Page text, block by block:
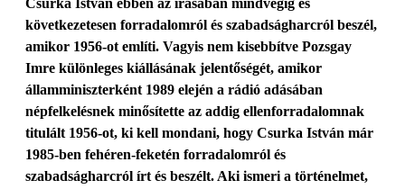
Csurka István ebben az írásában mindvégig és
következetesen forradalomról és szabadságharcról beszél,
amikor 1956-ot említi. Vagyis nem kisebbítve Pozsgay
Imre különleges kiállásának jelentőségét, amikor
államminiszterként 1989 elején a rádió adásában
népfelkelésnek minősítette az addig ellenforradalomnak
titulált 1956-ot, ki kell mondani, hogy Csurka István már
1985-ben fehéren-feketén forradalomról és
szabadságharcról írt és beszélt. Aki ismeri a történelmet,